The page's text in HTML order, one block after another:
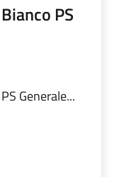
PS
Generale...